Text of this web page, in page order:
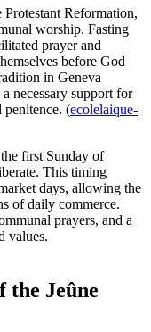
Reformation,
worship. Fasting
prayer and
before God
in Geneva
necessary support for
penitence. (ecolelaique-
first Sunday of
This timing
days, allowing the
of daily commerce.
prayers, and a
values.
the Jeûne